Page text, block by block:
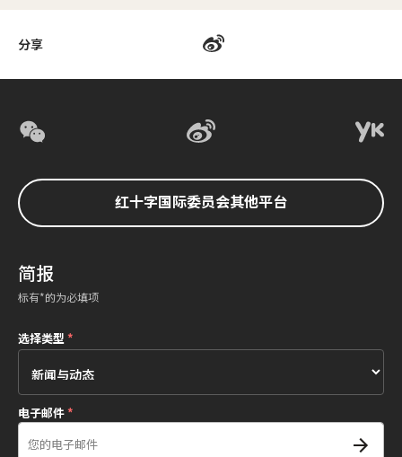
分享
红十字国际委员会其他平台
简报
标有*的为必填项
选择类型*
电子邮件*